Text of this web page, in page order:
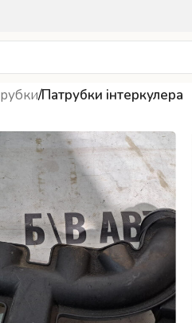
/Патрубки інтеркулера